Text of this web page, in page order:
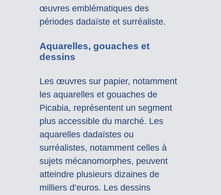
œuvres emblématiques des
périodes dadaïste et surréaliste.
Aquarelles, gouaches et
dessins
Les œuvres sur papier, notamment
les aquarelles et gouaches de
Picabia, représentent un segment
plus accessible du marché. Les
aquarelles dadaïstes ou
surréalistes, notamment celles à
sujets mécanomorphes, peuvent
atteindre plusieurs dizaines de
milliers d’euros. Les dessins